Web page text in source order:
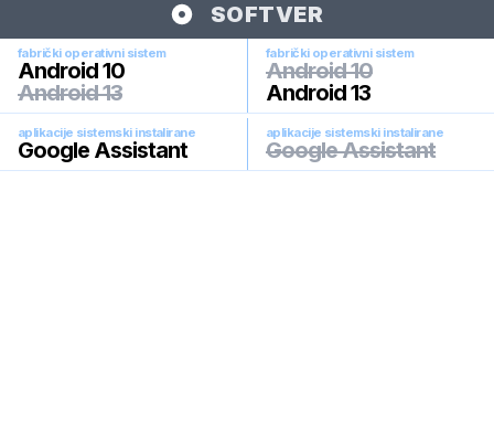
SOFTVER
fabrički operativni sistem
Android 10
Android 13
fabrički operativni sistem
Android 10
Android 13
aplikacije sistemski instalirane
Google Assistant
aplikacije sistemski instalirane
Google Assistant